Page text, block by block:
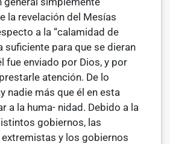
la revelación del Mesías
a la “calamidad de
suficiente para que se dieran
fue enviado por Dios, y por
atención. De lo
nadie más que él en esta
a la huma- nidad. Debido a la
gobiernos, las
y los gobiernos